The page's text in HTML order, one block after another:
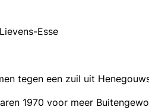
Esse
tegen een zuil uit
1970 voor meer